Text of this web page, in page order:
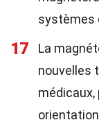
systèmes
17
La
nouvelles